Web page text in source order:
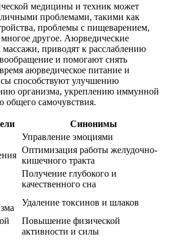
медицины и техник может
проблемами, такими как
проблемы с пищеварением,
другое. Аюрведические
приводят к расслаблению
и помогают снять
аюрведическое питание и
способствуют улучшению
организма, укреплению иммунной
самочувствия.
Синонимы
Управление эмоциями
Оптимизация работы желудочно-
кишечного тракта
Получение глубокого и
качественного сна
Удаление токсинов и шлаков
Повышение физической
активности и силы